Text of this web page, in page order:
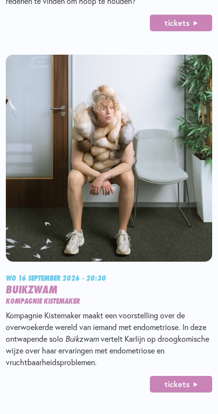
tickets
WO 16 SEPTEMBER 2026 - 20:30
BUIKZWAM
KOMPAGNIE KISTEMAKER
Kompagnie Kistemaker maakt een voorstelling over de
overwoekerde wereld van iemand met endometriose. In deze
ontwapende solo Buikzwamvertelt Karlijn op droogkomische
wijze over haar ervaringen met endometriose en
vruchtbaarheidsproblemen.
tickets